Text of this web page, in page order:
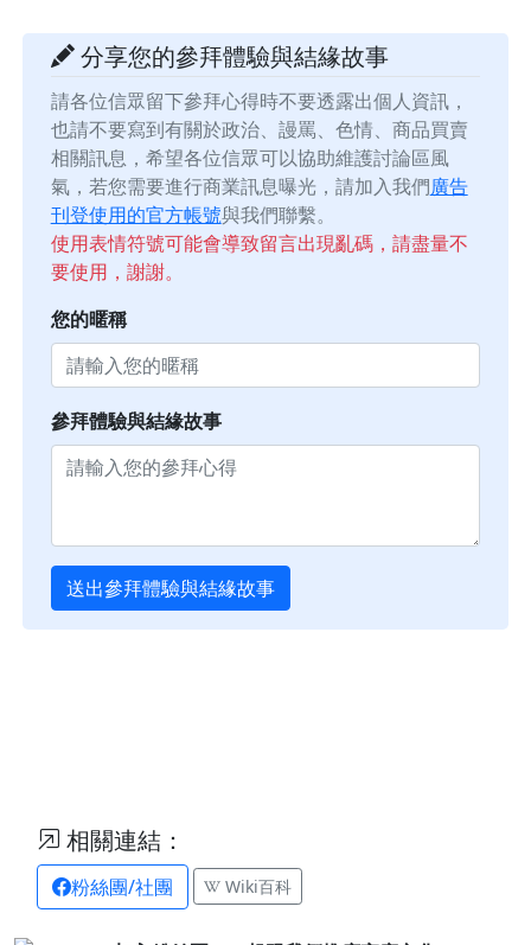
分享您的參拜體驗與結緣故事
請各位信眾留下參拜心得時不要透露出個人資訊，
也請不要寫到有關於政治、謾罵、色情、商品買賣
相關訊息，希望各位信眾可以協助維護討論區風
氣，若您需要進行商業訊息曝光，請加入我們廣告
刊登使用的官方帳號與我們聯繫。
使用表情符號可能會導致留言出現亂碼，請盡量不
要使用，謝謝。
您的暱稱
參拜體驗與結緣故事
送出參拜體驗與結緣故事
相關連結：
粉絲團/社團 Wiki百科